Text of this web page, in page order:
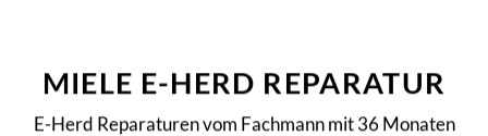
E-Herd Reparaturen vom Fachmann mit 36 Monaten
Reparaturgarantie!